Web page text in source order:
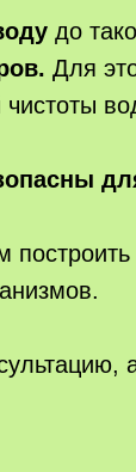
до
Для
чистоты